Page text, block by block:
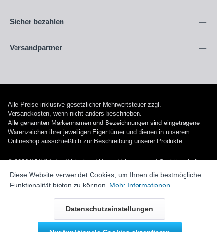
Sicher bezahlen
Versandpartner
Alle Preise inklusive gesetzlicher Mehrwertsteuer zzgl.
Versandkosten, wenn nicht anders beschrieben.
Alle genannten Markennamen und Bezeichnungen sind eingetragene
Warenzeichen ihrer jeweiligen Eigentümer und dienen in unserem
Onlineshop ausschließlich zur Beschreibung unserer Produkte.
© 2026 WUH24.de - Weigel und Unger Heizungs- und Sanitärtechnik
GmbH
Diese Website verwendet Cookies, um Ihnen die bestmögliche
Funktionalität bieten zu können. Mehr Informationen
Datenschutzeinstellungen